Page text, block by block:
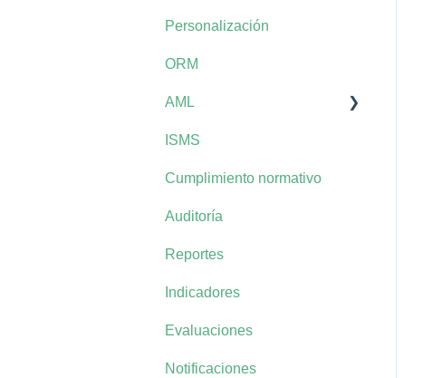
Personalización
ORM
AML
AML+
ISMS
Cumplimiento normativo
Auditoría
Reportes
Indicadores
Evaluaciones
Notificaciones